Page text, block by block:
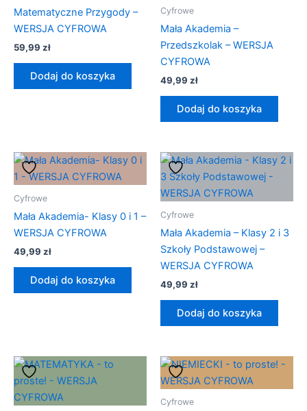
Matematyczne Przygody –
WERSJA CYFROWA
59,99 zł
Dodaj do koszyka
Cyfrowe
Mała Akademia –
Przedszkolak – WERSJA
CYFROWA
49,99 zł
Dodaj do koszyka
Cyfrowe
Mała Akademia- Klasy 0 i 1 –
WERSJA CYFROWA
49,99 zł
Dodaj do koszyka
Cyfrowe
Mała Akademia – Klasy 2 i 3
Szkoły Podstawowej –
WERSJA CYFROWA
49,99 zł
Dodaj do koszyka
Cyfrowe